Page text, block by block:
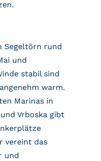
Segeltörn rund
und
stabil sind
warm.
Marinas in
Vrboska gibt
vereint das
und